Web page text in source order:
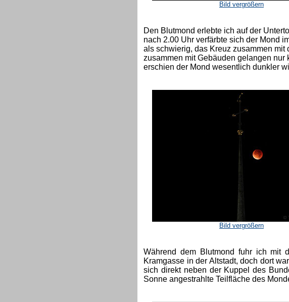
Bild vergrößern
Den Blutmond erlebte ich auf der
nach 2.00 Uhr verfärbte sich der Mond
als schwierig, das Kreuz zusammen mit
zusammen mit Gebäuden gelangen
erschien der Mond wesentlich dunkler
Bild vergrößern
Während dem Blutmond fuhr ich mit
Kramgasse in der Altstadt, doch dort
sich direkt neben der Kuppel des
Sonne angestrahlte Teilfläche des